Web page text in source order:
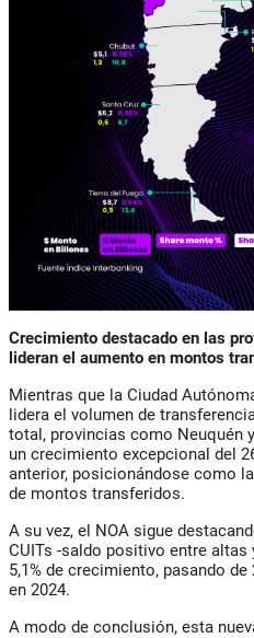
Crecimiento destacado en las
lideran el aumento en montos
Mientras que la Ciudad
lidera el volumen de
total, provincias como Neuquén
un crecimiento excepcional del
anterior, posicionándose como
de montos transferidos.
A su vez, el NOA sigue
CUITs -saldo positivo entre altas
5,1% de crecimiento, pasando de
en 2024.
A modo de conclusión, esta